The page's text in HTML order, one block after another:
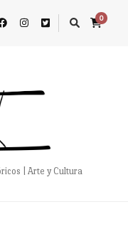
0
| Arte y Cultura